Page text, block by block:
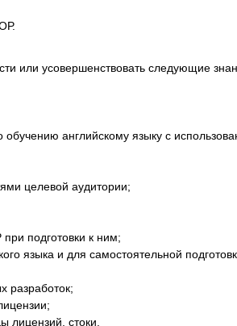
или усовершенствовать следующие
английскому языку с
целевой аудитории;
подготовки к ним;
языка и для самостоятельной
разработок;
лицензий, стоки.